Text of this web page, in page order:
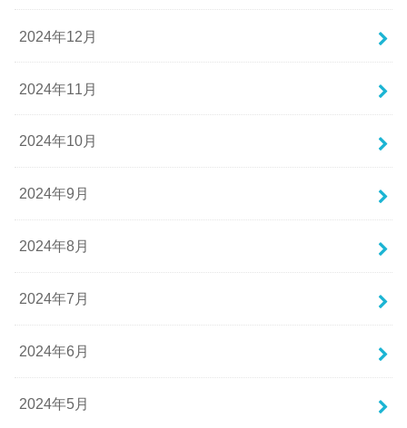
2024年12月
2024年11月
2024年10月
2024年9月
2024年8月
2024年7月
2024年6月
2024年5月